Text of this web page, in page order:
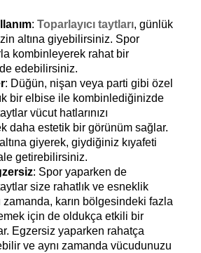
: Toparlayıcı taytları, günlük
altına giyebilirsiniz. Spor
kombinleyerek rahat bir
edebilirsiniz.
: Düğün, nişan veya parti gibi özel
bir elbise ile kombinlediğinizde
vücut hatlarınızı
daha estetik bir görünüm sağlar.
giyerek, giydiğiniz kıyafeti
getirebilirsiniz.
: Spor yaparken de
size rahatlık ve esneklik
zamanda, karın bölgesindeki fazla
için de oldukça etkili bir
Egzersiz yaparken rahatça
ve aynı zamanda vücudunuzu